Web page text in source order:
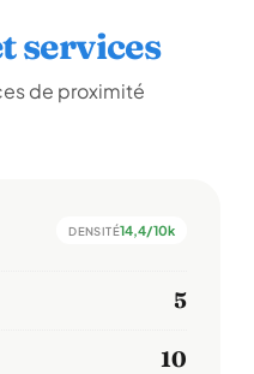
services
de proximité
DENSITÉ14,4/10k
5
10